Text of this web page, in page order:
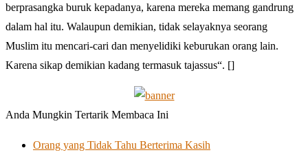
berprasangka buruk kepadanya, karena mereka memang gandrung
dalam hal itu. Walaupun demikian, tidak selayaknya seorang
Muslim itu mencari-cari dan menyelidiki keburukan orang lain.
Karena sikap demikian kadang termasuk tajassus“. []
Anda Mungkin Tertarik Membaca Ini
Orang yang Tidak Tahu Berterima Kasih